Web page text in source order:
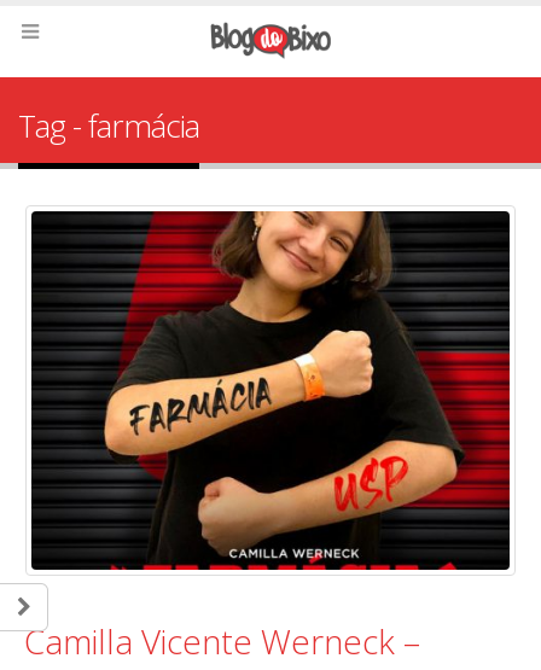
Tag - farmácia
Camilla Vicente Werneck –